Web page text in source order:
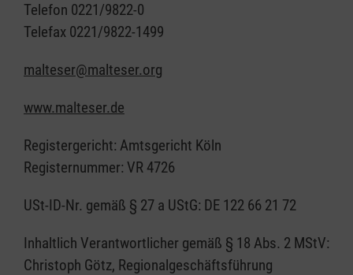
Telefon 0221/9822-0
Telefax 0221/9822-1499
malteser@malteser.org
www.malteser.de
Registergericht: Amtsgericht Köln
Registernummer: VR 4726
USt-ID-Nr. gemäß § 27 a UStG: DE 122 66 21 72
Inhaltlich Verantwortlicher gemäß § 18 Abs. 2 MStV:
Christoph Götz, Regionalgeschäftsführung